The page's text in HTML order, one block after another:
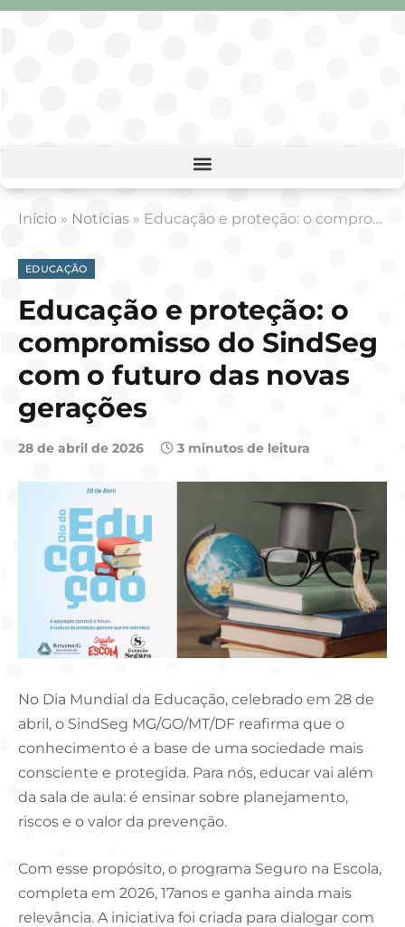
Início » Notícias » Educação e proteção: o compromisso do SindSeg com o futuro das novas gerações
EDUCAÇÃO
Educação e proteção: o
compromisso do SindSeg
com o futuro das novas
gerações
28 de abril de 2026 3 minutos de leitura
No Dia Mundial da Educação, celebrado em 28 de
abril, o SindSeg MG/GO/MT/DF reafirma que o
conhecimento é a base de uma sociedade mais
consciente e protegida. Para nós, educar vai além
da sala de aula: é ensinar sobre planejamento,
riscos e o valor da prevenção.
Com esse propósito, o programa Seguro na Escola,
completa em 2026, 17anos e ganha ainda mais
relevância. A iniciativa foi criada para dialogar com